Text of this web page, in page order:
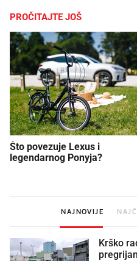
PROČITAJTE JOŠ
Što povezuje Lexus i
legendarnog Ponyja?
NAJNOVIJE
Krško